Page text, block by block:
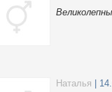
Наталья
|